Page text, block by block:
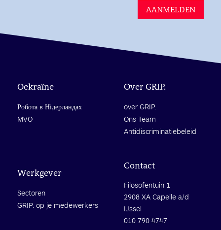
Oekraïne
Робота в Нідерландах
MVO
Werkgever
Sectoren
GRIP. op je medewerkers
Over GRIP.
over GRIP.
Ons Team
Antidiscriminatiebeleid
Contact
Filosofentuin 1
2908 XA Capelle a/d
IJssel
010 790 4747